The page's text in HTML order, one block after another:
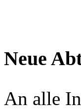
Neue
An alle